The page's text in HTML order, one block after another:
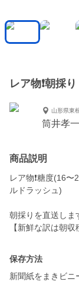
レア物❗️朝採
山形県東
筒井孝
商品説明
レア物❗️糖度(16
ルドラッシュ)
朝採りを直送しま
保存方法
新聞紙をまきビニ